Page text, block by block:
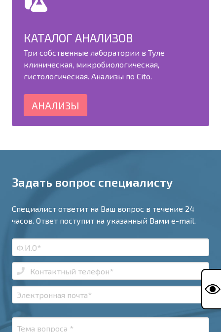
КАТАЛОГ АНАЛИЗОВ
Три собственные лаборатории в Туле
клиническая, микробиологическая,
гистологическая. Анализы по Cito.
АНАЛИЗЫ
Задать вопрос специалисту
Специалист ответит на Ваш вопрос в течение 24
часов. Ответ поступит на указанный Вами e-mail.